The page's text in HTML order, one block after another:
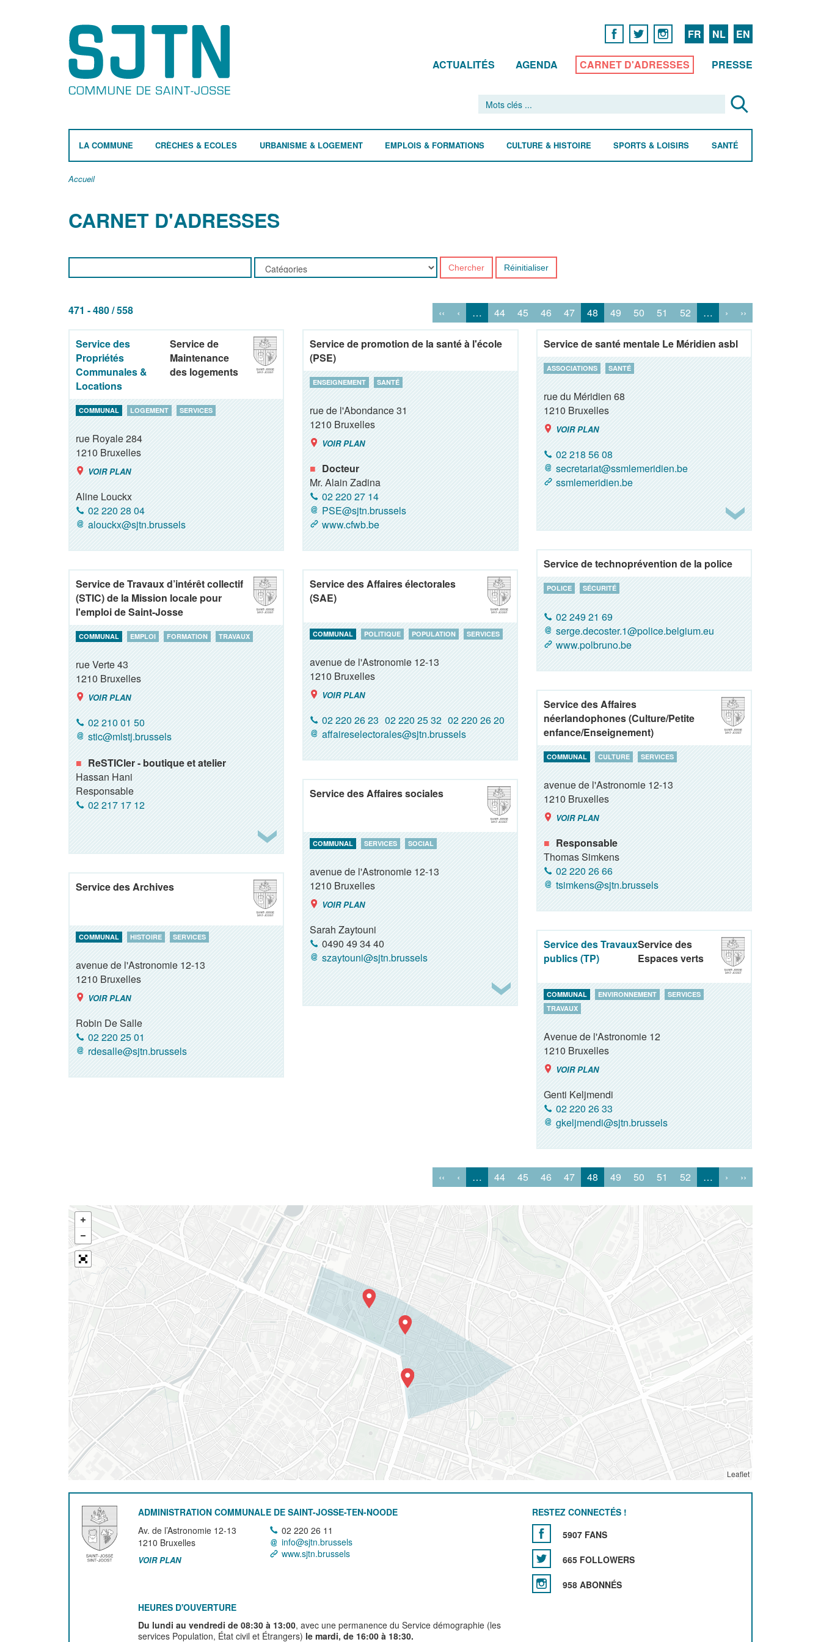
FR NL EN
ACTUALITÉS AGENDA CARNET D'ADRESSES PRESSE
LA COMMUNE CRÈCHES & ECOLES URBANISME & LOGEMENT EMPLOIS & FORMATIONS CULTURE & HISTOIRE SPORTS & LOISIRS SANTÉ
Accueil
CARNET D'ADRESSES
Chercher Réinitialiser
471 - 480 / 558 ‹‹ ‹ … 44 45 46 47 48 49 50 51 52 … › ››
Service des
Propriétés
Communales &
Locations
Service de
Maintenance
des logements
COMMUNAL LOGEMENT SERVICES
rue Royale 284
1210Bruxelles
VOIR PLAN
Aline Louckx
02 220 28 04
alouckx@sjtn.brussels
Service de promotion de la santé à l'école
(PSE)
ENSEIGNEMENT SANTÉ
rue de l'Abondance 31
1210Bruxelles
VOIR PLAN
Docteur
Mr. Alain Zadina
02 220 27 14
PSE@sjtn.brussels
www.cfwb.be
Service de santé mentale Le Méridien asbl
ASSOCIATIONS SANTÉ
rue du Méridien 68
1210Bruxelles
VOIR PLAN
02 218 56 08
secretariat@ssmlemeridien.be
ssmlemeridien.be
Service de technoprévention de la police
POLICE SÉCURITÉ
02 249 21 69
serge.decoster.1@police.belgium.eu
www.polbruno.be
Service de Travaux d’intérêt collectif
(STIC) de la Mission locale pour
l'emploi de Saint-Josse
COMMUNAL EMPLOI FORMATION TRAVAUX
rue Verte 43
1210Bruxelles
VOIR PLAN
02 210 01 50
stic@mlstj.brussels
ReSTICler - boutique et atelier
Hassan Hani
Responsable
02 217 17 12
Service des Affaires électorales
(SAE)
COMMUNAL POLITIQUE POPULATION SERVICES
avenue de l'Astronomie 12-13
1210Bruxelles
VOIR PLAN
02 220 26 23 02 220 25 32 02 220 26 20
affaireselectorales@sjtn.brussels
Service des Affaires
néerlandophones (Culture/Petite
enfance/Enseignement)
COMMUNAL CULTURE SERVICES
avenue de l'Astronomie 12-13
1210Bruxelles
VOIR PLAN
Responsable
Thomas Simkens
02 220 26 66
tsimkens@sjtn.brussels
Service des Affaires sociales
COMMUNAL SERVICES SOCIAL
avenue de l'Astronomie 12-13
1210Bruxelles
VOIR PLAN
Sarah Zaytouni
0490 49 34 40
szaytouni@sjtn.brussels
Service des Archives
COMMUNAL HISTOIRE SERVICES
avenue de l'Astronomie 12-13
1210Bruxelles
VOIR PLAN
Robin De Salle
02 220 25 01
rdesalle@sjtn.brussels
Service des Travaux
publics (TP)
Service des
Espaces verts
COMMUNAL ENVIRONNEMENT
SERVICES
TRAVAUX
Avenue de l'Astronomie 12
1210Bruxelles
VOIR PLAN
Genti Keljmendi
02 220 26 33
gkeljmendi@sjtn.brussels
‹‹ ‹ … 44 45 46 47 48 49 50 51 52 … › ››
Leaflet
ADMINISTRATION COMMUNALE DE SAINT-JOSSE-TEN-NOODE
Av. de l’Astronomie 12-13
1210 Bruxelles
VOIR PLAN
02 220 26 11
info@sjtn.brussels
www.sjtn.brussels
HEURES D'OUVERTURE
Du lundi au vendredi de 08:30 à 13:00, avec une permanence du Service démographie (les
services Population, État civil et Étrangers) le mardi, de 16:00 à 18:30.
RESTEZ CONNECTÉS !
5907 FANS
665 FOLLOWERS
958 ABONNÉS